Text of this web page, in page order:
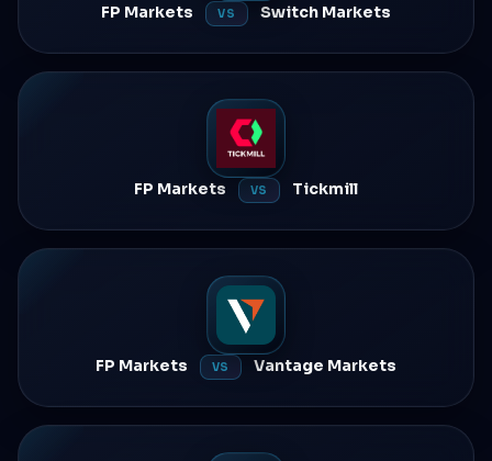
FP Markets VS Switch Markets
FP Markets VS Tickmill
FP Markets VS Vantage Markets